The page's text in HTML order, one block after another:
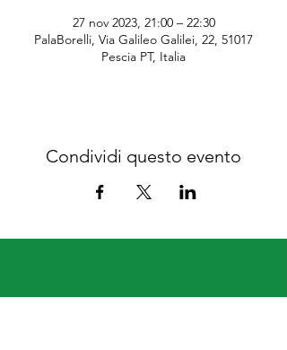
27 nov 2023, 21:00 – 22:30
PalaBorelli, Via Galileo Galilei, 22, 51017
Pescia PT, Italia
Condividi questo evento